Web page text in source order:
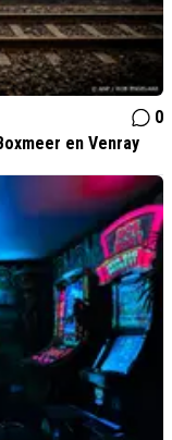
0
en Venray